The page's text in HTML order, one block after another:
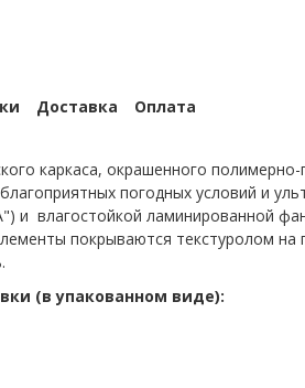
Доставка Оплата
каркаса, окрашенного
погодных условий и
и влагостойкой ламинированной
покрываются текстуролом на
(в упакованном виде):